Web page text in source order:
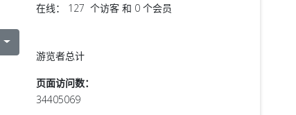
在线： 127 个访客 和 0 个会员
游览者总计
页面访问数：
34405069